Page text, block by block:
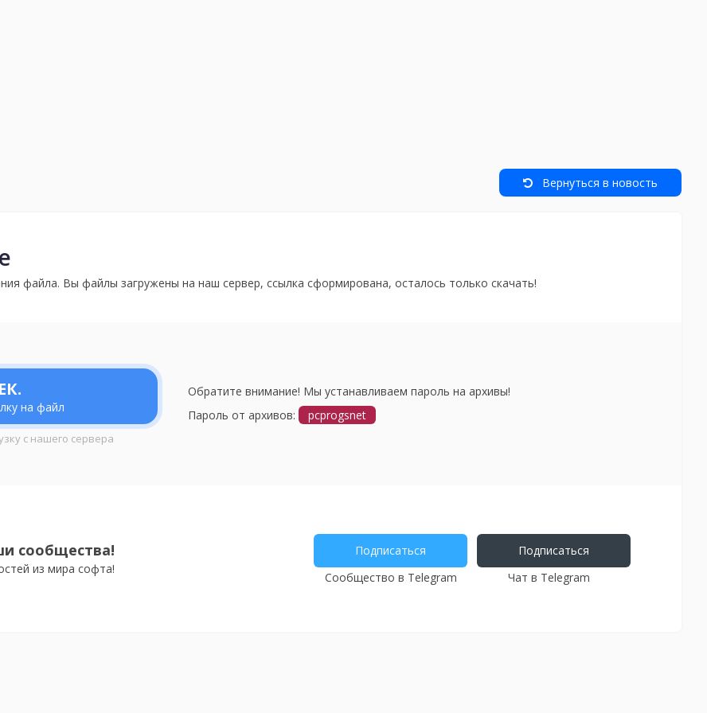
Вернуться в новость
файла. Вы файлы загружены на наш сервер, ссылка сформирована, осталось только скачать!
на файл
с нашего сервера
Обратите внимание! Мы устанавливаем пароль на архивы!
Пароль от архивов:
pcprogsnet
сообщества!
из мира софта!
Подписаться
Сообщество в Telegram
Подписаться
Чат в Telegram